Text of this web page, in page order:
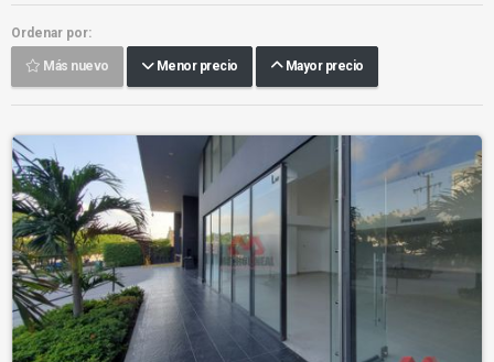
Ordenar por:
Más nuevo Menor precio Mayor precio